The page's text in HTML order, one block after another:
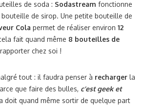
de soda : Sodastream fonctionne
bouteille de sirop. Une petite bouteille de
Cola permet de réaliser environ 12
fait quand même 8 bouteilles de
chez soi !
tout : il faudra penser à recharger la
que faire des bulles, c’est geek et
doit quand même sortir de quelque part